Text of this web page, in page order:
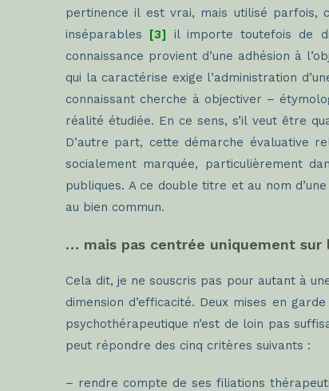
pertinence il est vrai, mais utilisé parfois,
inséparables [3]
il importe toutefois de
connaissance provient d’une adhésion à
qui la caractérise exige l’administration
connaissant cherche à objectiver –
réalité étudiée. En ce sens, s’il veut être
D’autre part, cette démarche évaluative
socialement marquée, particulièrement
publiques. A ce double titre et au nom
au bien commun.
… mais pas centrée uniquement sur
Cela dit, je ne souscris pas pour autant à
dimension d’efficacité. Deux mises en
psychothérapeutique n’est de loin pas
peut répondre des cinq critères suivants :
– rendre compte de ses filiations